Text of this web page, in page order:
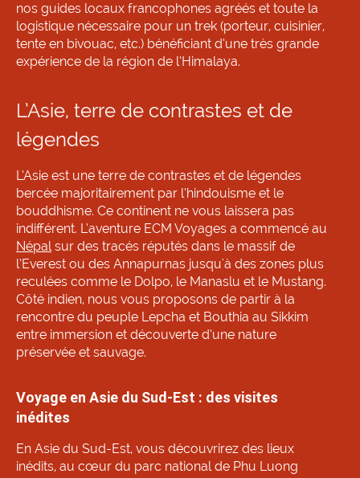
nos guides locaux francophones agréés et toute la
logistique nécessaire pour un trek (porteur, cuisinier,
tente en bivouac, etc.) bénéficiant d’une très grande
expérience de la région de l’Himalaya.
L’Asie, terre de contrastes et de
légendes
L’Asie est une terre de contrastes et de légendes
bercée majoritairement par l’hindouisme et le
bouddhisme. Ce continent ne vous laissera pas
indifférent. L’aventure ECM Voyages a commencé au
Népalsur des tracés réputés dans le massif de
l’Everest ou des Annapurnas jusqu'à des zones plus
reculées comme le Dolpo, le Manaslu et le Mustang.
Côté indien, nous vous proposons de partir à la
rencontre du peuple Lepcha et Bouthia au Sikkim
entre immersion et découverte d’une nature
préservée et sauvage.
Voyage en Asie du Sud-Est : des visites
inédites
En Asie du Sud-Est, vous découvrirez des lieux
inédits, au cœur du parc national de Phu Luong